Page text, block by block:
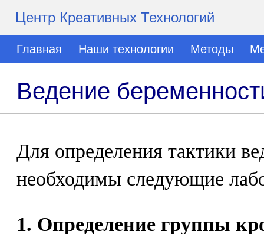
Центр Креативных Технологий
Главная Наши технологии Методы
Ведение
Для определения тактики
необходимы следующие
1. Определение группы